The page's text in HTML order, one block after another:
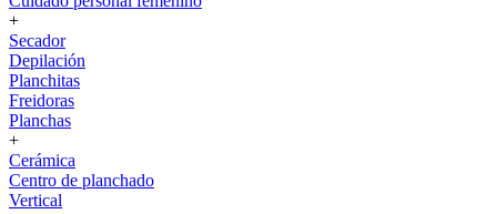
+
Secador
Depilación
Planchitas
Freidoras
Planchas
+
Cerámica
Centro de planchado
Vertical